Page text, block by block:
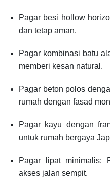
Pagar besi hollow
dan tetap aman.
Pagar kombinasi batu
memberi kesan natural.
Pagar beton polos
rumah dengan fasad
Pagar kayu dengan
untuk rumah bergaya
Pagar lipat minimalis:
akses jalan sempit.